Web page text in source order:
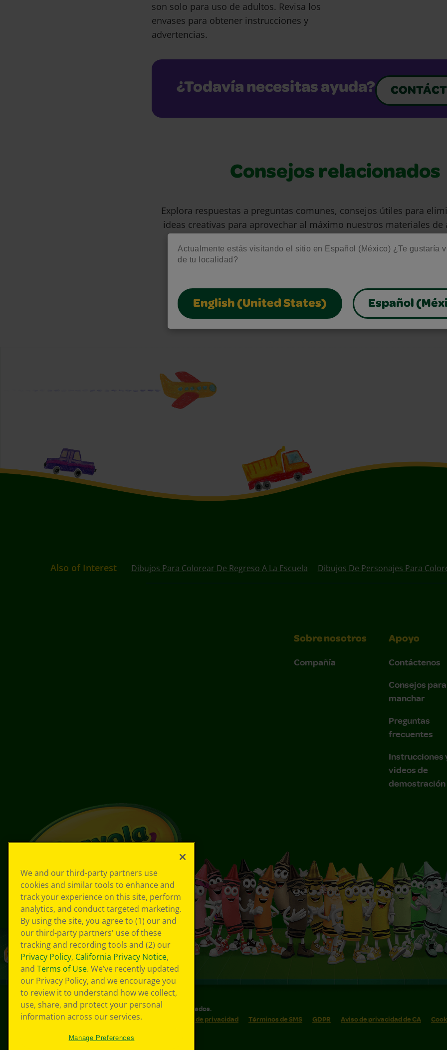
Actualmente estás visitando el sitio en Español (México) ¿Te gustaría
de tu localidad?
English (United States) Español
son solo para uso de adultos. Revisa los
envases para obtener instrucciones y
advertencias.
¿Todavía necesitas ayuda?
Consejos relacionados
Explora respuestas a preguntas comunes, consejos útiles para
ideas creativas para aprovechar al máximo nuestros materiales de
Also of Interest Dibujos Para Colorear De Regreso A La Escuela Dibujos De Personajes Para
Sobre nosotros
Compañía
Apoyo
Contáctenos
Consejos para
manchar
Preguntas
frecuentes
Instrucciones
videos de
demostración
© 2026 Crayola® Todos los derechos reservados.
Sus opciones de privacidad
Política de privacidad Términos de SMS GDPR Aviso de privacidad de CA
We and our third-party partners use
cookies and similar tools to enhance and
track your experience on this site, perform
analytics, and conduct targeted marketing.
By using the site, you agree to (1) our and
our third-party partners' use of these
tracking and recording tools and (2) our
Privacy Policy, California Privacy Notice,
and Terms of Use. We’ve recently updated
our Privacy Policy, and we encourage you
to review it to understand how we collect,
use, share, and protect your personal
information across our services.
Manage Preferences